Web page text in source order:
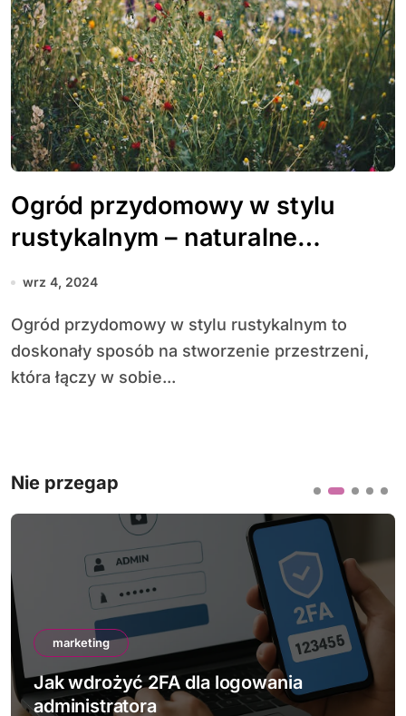
Ogród przydomowy w stylu
rustykalnym – naturalne
materiały i prostota
wrz 4, 2024
Ogród przydomowy w stylu rustykalnym to
doskonały sposób na stworzenie przestrzeni,
która łączy w sobie...
Nie przegap
marketing
Jak wdrożyć 2FA dla logowania
administratora